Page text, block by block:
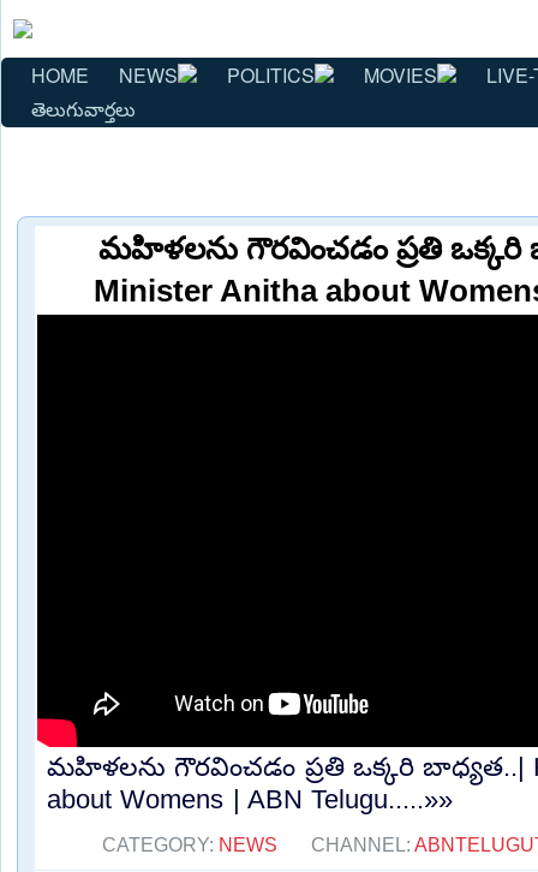
HOME NEWS POLITICS MOVIES
తెలుగువార్తలు
మహిళలను గౌరవించడం ప్రతి ఒక్కరి
Minister Anitha about
మహిళలను గౌరవించడం ప్రతి ఒక్కరి బాధ్యత..|
about Womens | ABN Telugu.....»»
CATEGORY: NEWS CHANNEL: